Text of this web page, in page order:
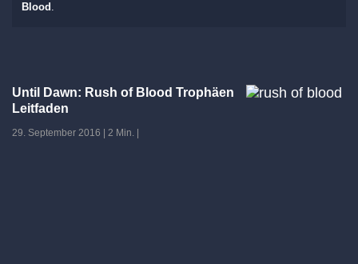
Blood .
Until Dawn: Rush of Blood Trophäen
Leitfaden
29. September 2016 2 Min.